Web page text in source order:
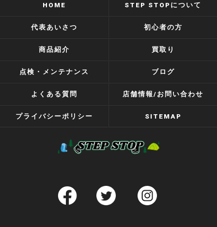
HOME STEP STOPについて
代表あいさつ 初心者の方
商品紹介 買取り
点検・メンテナンス ブログ
よくある質問 店舗情報/お問い合わせ
プライバシーポリシー SITEMAP